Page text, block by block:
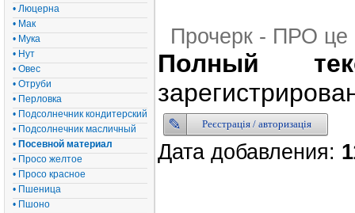
• Люцерна
• Мак
• Мука
• Нут
• Овес
• Отруби
• Перловка
• Подсолнечник кондитерский
• Подсолнечник масличный
• Посевной материал
• Просо желтое
• Просо красное
• Пшеница
• Пшоно
Прочерк - ПРО
Полный
Реєстрація / авторизація
Дата добавления: